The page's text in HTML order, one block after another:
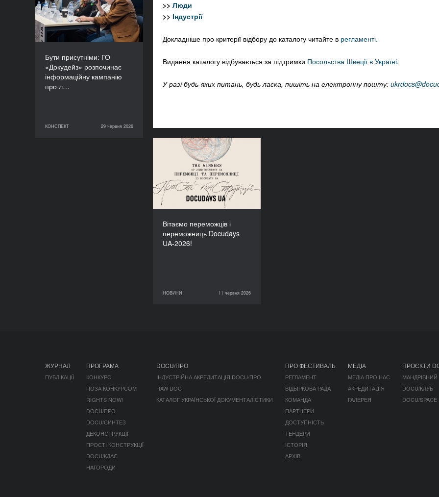
>> Люди
>> Індустрії
Докладніше про критерії відбору до каталогу читайте в регламенті.
Видання каталогу відбувається за підтримки Посольства Швеції в Україні.
У разі будь-яких питань, будь ласка, пишіть на електронну пошту:
Бути присутніми: ГО
«Докудейз» розпочинає
інформаційну кампанію
про л…
КОНСПЕКТ 29 червня 2026
інформаційну кампанію
про людей в окупації
КОНСПЕКТ
29 червня 2026
Вітаємо переможців і
переможниць Docudays
UA-2026!
НОВИНИ 11 червня 2026
Вітаємо переможців і
переможниць Docudays
UA-2026!
НОВИНИ
11 червня 2026
ЖУРНАЛ
ПУБЛІКАЦІЇ
ПРОГРАМА
КОНКУРС
ПОЗА КОНКУРСОМ
RIGHTS NOW!
DOCU/ПРО
DOCU/СИНТЕЗ
ДЕКОНСТРУКЦІЇ
ПРОСТІ КОНСТРУКЦІЇ
DOCU/КЛАС
НАГОРОДИ
DOCU/ПРО
ІНДУСТРІЙНА АКРЕДИТАЦІЯ DOCU/ПРО
RAW DOC
КАТАЛОГ УКРАЇНСЬКОЇ ДОКУМЕНТАЛІСТИКИ
ПРО ФЕСТИВАЛЬ
РЕГЛАМЕНТ
ВІДБІРКОВА РАДА
КОМАНДА
ПАРТНЕРИ
ДОСТУПНІСТЬ
ТЕНДЕРИ
ІСТОРІЯ
АРХІВ
МЕДІА
МЕДІА ПРО НАС
АКРЕДИТАЦІЯ
ГАЛЕРЕЯ
ПРОЄКТИ
DOCU/КЛУБ
DOCU/SPACE